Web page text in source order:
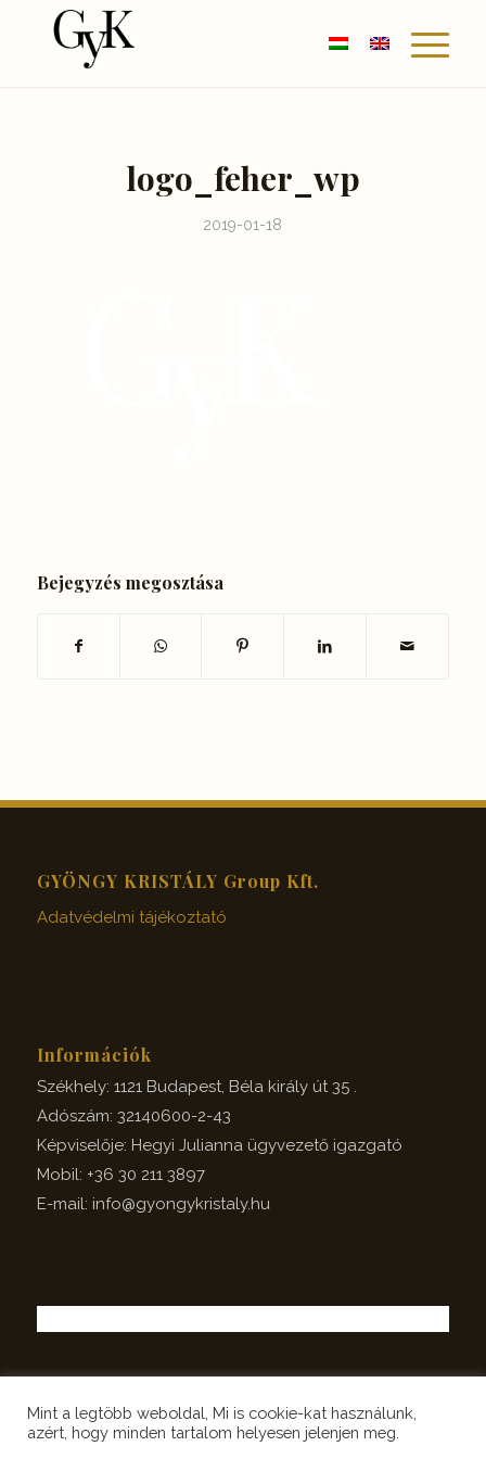
logo_feher_wp
2019-01-18
Bejegyzés megosztása
GYÖNGY KRISTÁLY Group Kft.
Adatvédelmi tájékoztató
Információk
Székhely: 1121 Budapest, Béla király út 35 .
Adószám: 32140600-2-43
Képviselője: Hegyi Julianna ügyvezető igazgató
Mobil: +36 30 211 3897
E-mail: info@gyongykristaly.hu
Mint a legtöbb weboldal, Mi is cookie-kat használunk,
azért, hogy minden tartalom helyesen jelenjen meg.